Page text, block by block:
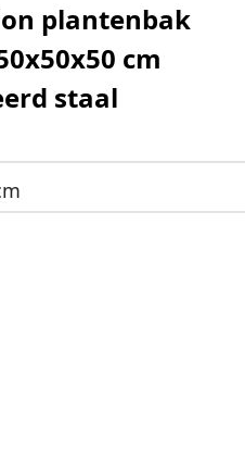
plantenbak
cm
staal